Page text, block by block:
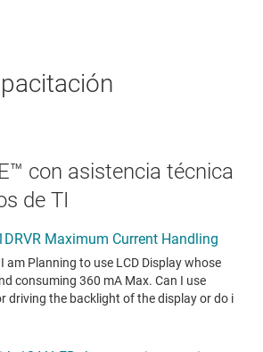
con asistencia técnica
de TI